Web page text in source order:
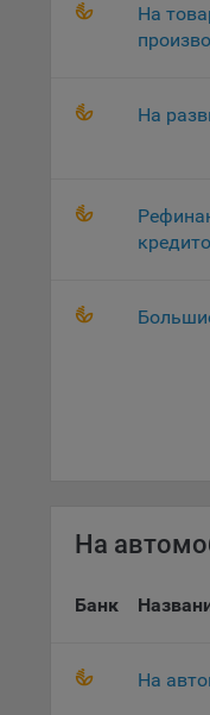
На
На
На
Банк
На